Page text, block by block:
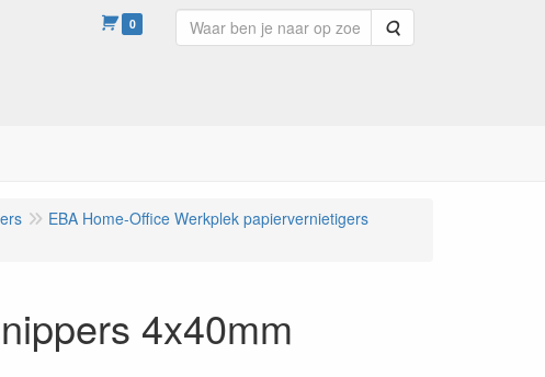
0 Zoeken
EBA Home-Office Werkplek papiervernietigers
4x40mm